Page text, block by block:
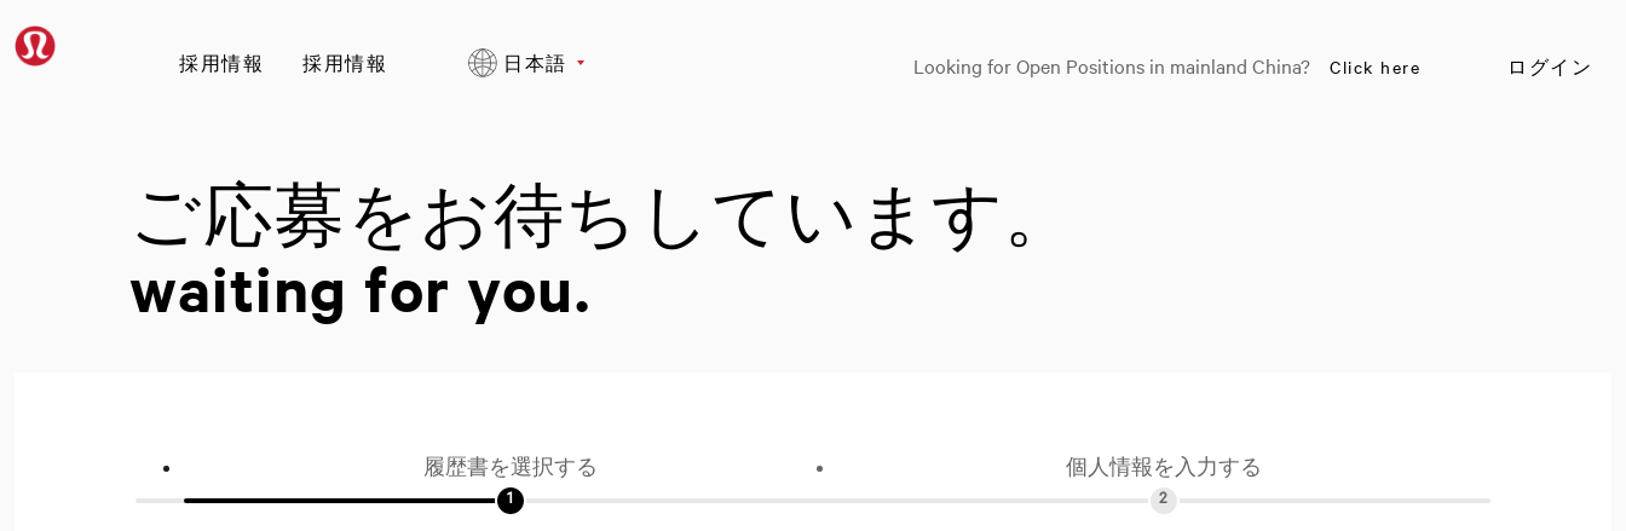
採用情報 採用情報 ログイン
日本語 Looking for Open Positions in mainland China? Click here
ご応募をお待ちしています。
waiting for you.
履歴書を選択する 個人情報を入力する